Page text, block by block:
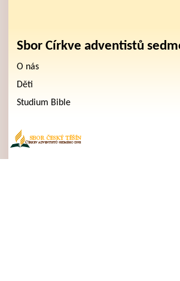
Sbor Církve adventistů
O nás
Děti
Studium Bible